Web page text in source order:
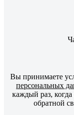
Вы принимаете
персональных
каждый раз,
обратной